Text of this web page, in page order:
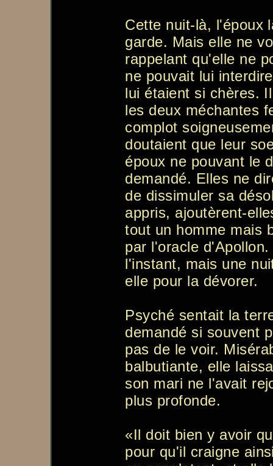
Cette nuit-là, l'époux
garde. Mais elle ne
rappelant qu'elle ne
ne pouvait lui
lui étaient si chères.
les deux méchantes
complot
doutaient que leur
époux ne pouvant le
demandé. Elles ne
de dissimuler sa
appris, ajoutèrent-
tout un homme mais
par l'oracle
l'instant, mais une
elle pour la dévorer.
Psyché sentait la
demandé si souvent
pas de le voir.
balbutiante, elle
son mari ne l'avait
plus profonde.
«Il doit bien y avoir
pour qu'il craigne